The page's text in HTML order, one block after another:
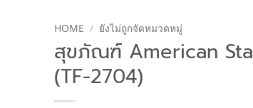
HOME / ยังไม่ถูกจัดหมวดหมู่
สุขภัณฑ์ American
(TF-2704)